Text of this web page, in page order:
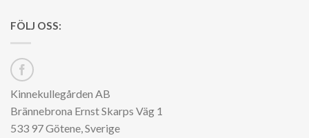
FÖLJ OSS:
Kinnekullegården AB
Brännebrona Ernst Skarps Väg 1
533 97 Götene, Sverige